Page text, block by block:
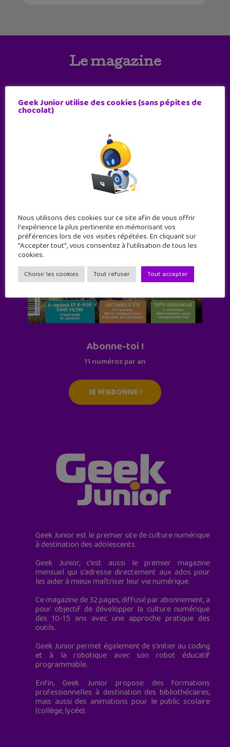
Le magazine
Abonne-toi !
11 numéros par an
JE M'ABONNE !
Geek Junior est le premier site de culture numérique
à destination des adolescents.
Geek Junior, c’est aussi le premier magazine
mensuel qui s’adresse directement aux ados pour
les aider à mieux maîtriser leur vie numérique.
Ce magazine de 32 pages, diffusé par abonnement, a
pour objectif de développer la culture numérique
des 10-15 ans avec une approche pratique des
outils.
Geek Junior permet également de s'initier au coding
et à la robotique avec son robot éducatif
programmable.
Enfin, Geek Junior propose des formations
professionnelles à destination des bibliothécaires,
mais aussi des animations pour le public scolaire
(collège, lycée).
Geek Junior utilise des cookies (sans pépites de
chocolat)
Nous utilisons des cookies sur ce site afin de vous offrir
l'expérience la plus pertinente en mémorisant vos
préférences lors de vos visites répétées. En cliquant sur
"Accepter tout", vous consentez à l'utilisation de tous les
cookies.
Choisir les cookies Tout refuser Tout accepter